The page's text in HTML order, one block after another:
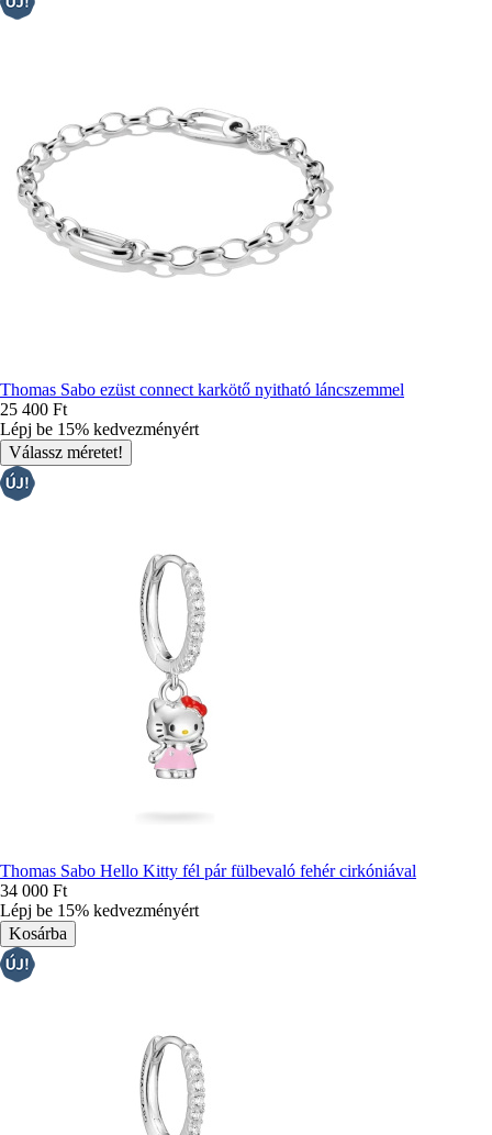
Thomas Sabo ezüst connect karkötő nyitható láncszemmel
25 400 Ft
Lépj be 15% kedvezményért
Thomas Sabo Hello Kitty fél pár fülbevaló fehér cirkóniával
34 000 Ft
Lépj be 15% kedvezményért